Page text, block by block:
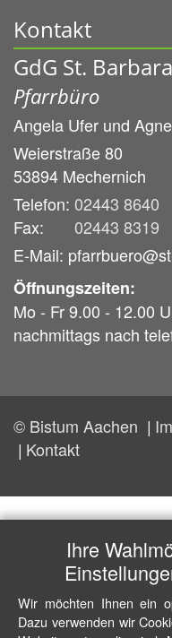
Kontakt
GdG St.
Pfarrbüro
Angela Ufer und
Weierstraße 80
53894 Mechernich
Telefon: 02443 8640
Fax:
02443 8319
E-Mail:
Öffnungszeiten:
Mo - Fr 9.00 - 12.00
nachmittags nach
© Bistum Aachen
Kontakt
Ihre
Wir möchten Ihnen ein
Dazu verwenden wir